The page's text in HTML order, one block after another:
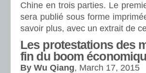
Chine en trois parties. Le
sera publié sous forme
savoir plus, avec un extrait de
Les protestations des
fin du boom
By Wu Qiang, March 17, 2015